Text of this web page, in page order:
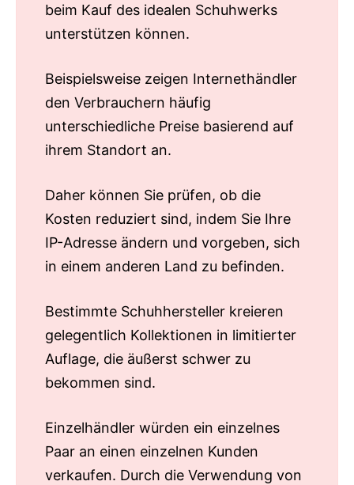
beim Kauf des idealen Schuhwerks
unterstützen können.
Beispielsweise zeigen Internethändler
den Verbrauchern häufig
unterschiedliche Preise basierend auf
ihrem Standort an.
Daher können Sie prüfen, ob die
Kosten reduziert sind, indem Sie Ihre
IP-Adresse ändern und vorgeben, sich
in einem anderen Land zu befinden.
Bestimmte Schuhhersteller kreieren
gelegentlich Kollektionen in limitierter
Auflage, die äußerst schwer zu
bekommen sind.
Einzelhändler würden ein einzelnes
Paar an einen einzelnen Kunden
verkaufen. Durch die Verwendung von